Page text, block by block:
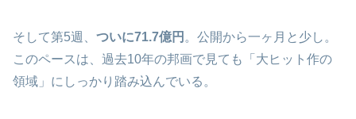
そして第5週、 ついに71.7億円 。公開から一ヶ月と少し。
このペースは、過去10年の邦画で見ても「大ヒット作の
領域」にしっかり踏み込んでいる。